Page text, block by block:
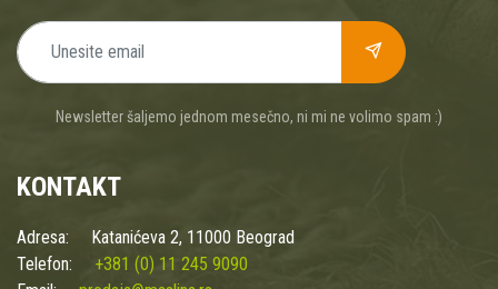
Newsletter šaljemo jednom mesečno, ni mi ne volimo spam :)
KONTAKT
Adresa:
Katanićeva 2, 11000 Beograd
Telefon:
+381 (0) 11 245 9090